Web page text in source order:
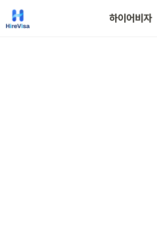
하이어비자